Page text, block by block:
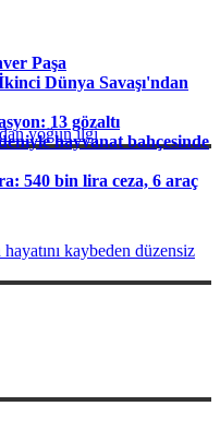
Paşa
Dünya Savaşı'ndan
13 gözaltı
hayvanat bahçesinde
540 bin lira ceza, 6 araç
yoğun ilgi
kaybeden düzensiz